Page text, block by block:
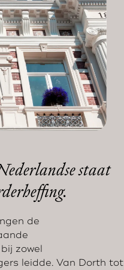
staat
de
zowel
leidde. Van Dorth tot